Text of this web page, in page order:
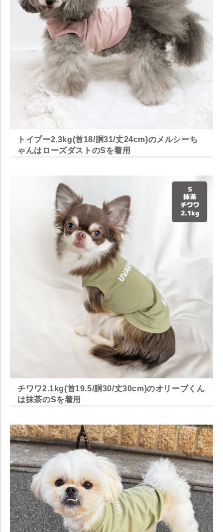
トイプー2.3kg(首18/胴31/丈24cm)のメルシーち
ゃんはローズダストのSを着用
チワワ2.1kg(首19.5/胴30/丈30cm)のオリーブくん
は抹茶のSを着用